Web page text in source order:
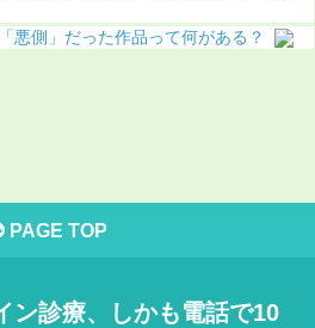
悪側」だった作品って何がある？
PAGE TOP
ン診療、しかも電話で10